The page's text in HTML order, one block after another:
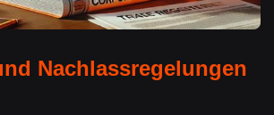
Nachlassregelungen